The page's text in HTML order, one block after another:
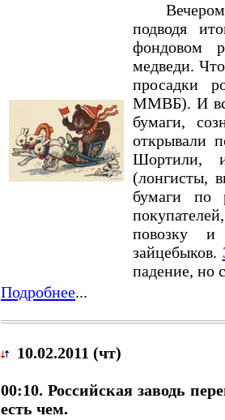
Вечером
подводя
фондовом
медведи.
просадки
ММВБ). И
бумаги,
открывали
Шортили,
(лонгисты,
бумаги по
повозку и
зайцебыков.
падение, но
Подробнее...
10.02.2011 (чт)
00:10. Российская заводь
есть чем.